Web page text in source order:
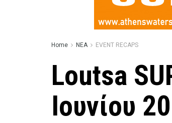
Home ΝΕΑ EVENT RECAPS
Loutsa
Ιουνίου